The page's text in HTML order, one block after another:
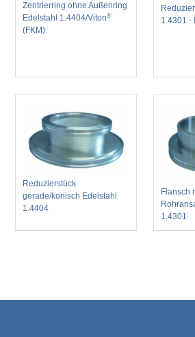
Zentrierring ohne Außenring
Edelstahl 1.4404/Viton®
(FKM)
1.4301 -
Reduzierstück
gerade/konisch Edelstahl
1.4404
Flansch
1.4301